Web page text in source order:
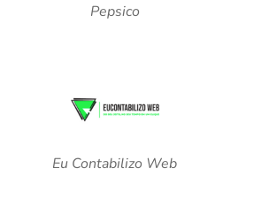
Pepsico
Eu Contabilizo Web